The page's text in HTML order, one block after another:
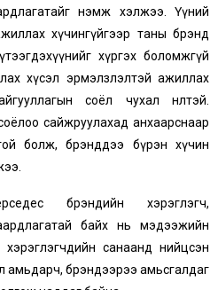
нэмж хэлжээ. Үүний
хүчингүйгээр таны брэнд
хүргэх боломжгүй
хүсэл эрмэлзлэлтэй ажиллах
соёл чухал нөлөөтэй.
сайжруулахад анхаарснаар
болж, брэнддээ бүрэн хүчин
брэндийн хэрэглэгч,
байх нь мэдээжийн
санаанд нийцсэн
амьдарч, брэндээрээ амьсгалдаг